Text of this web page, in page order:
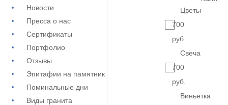
Новости
Пресса о нас
Сертификаты
Портфолио
Отзывы
Эпитафии на памятник
Поминальные дни
Виды гранита
Цветы
700
руб.
Свеча
700
руб.
Виньетка